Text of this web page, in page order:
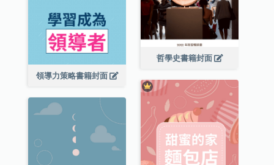
哲學史書籍封面
領導力策略書籍封面